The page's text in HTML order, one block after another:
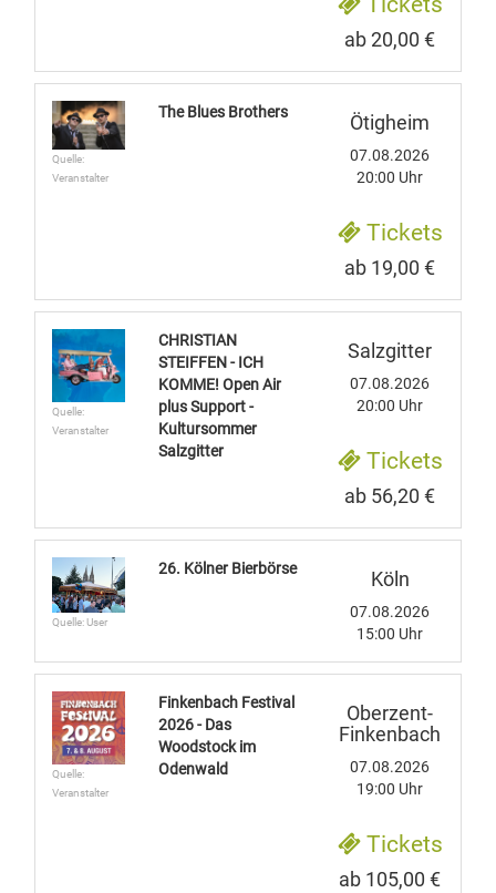
ab 20,00 €
Quelle:
Veranstalter
The Blues Brothers Ötigheim
07.08.2026
20:00 Uhr
Tickets
ab 19,00 €
Quelle:
Veranstalter
CHRISTIAN
STEIFFEN - ICH
KOMME! Open Air
plus Support -
Kultursommer
Salzgitter
Salzgitter
07.08.2026
20:00 Uhr
Tickets
ab 56,20 €
Quelle: User
26. Kölner Bierbörse Köln
07.08.2026
15:00 Uhr
Quelle:
Veranstalter
Finkenbach Festival
2026 - Das
Woodstock im
Odenwald
Oberzent-
Finkenbach
07.08.2026
19:00 Uhr
Tickets
ab 105,00 €